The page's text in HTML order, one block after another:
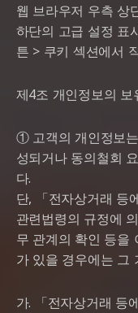
웹 브라우저 우측 상
하단의 고급 설정 표
튼 > 쿠키 섹션에서
제4조 개인정보의
① 고객의 개인정보
성되거나 동의철회
다.
단, 「전자상거래 등
관련법령의 규정에
무 관계의 확인 등을
가 있을 경우에는 그
가. 「전자상거래 등